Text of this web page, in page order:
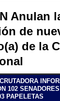
Anulan
de
de la
102
PAPELETAS